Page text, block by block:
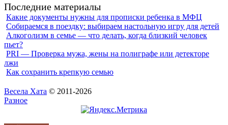
Последние материалы
Какие документы нужны для прописки ребенка в МФЦ
Собираемся в поездку: выбираем настольную игру для детей
Алкоголизм в семье — что делать, когда близкий человек
пьет?
PRI — Проверка мужа, жены на полиграфе или детекторе
лжи
Как сохранить крепкую семью
Весела Хата © 2011-2026
Разное